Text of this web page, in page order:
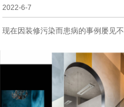
2022-6-7
现在因装修污染而患病的事例屡见不